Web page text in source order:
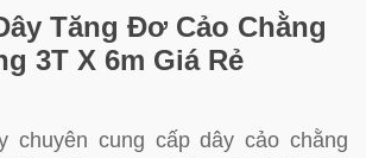
Tăng Đơ Cảo Chằng
3T X 6m Giá Rẻ
chuyên cung cấp dây cảo chằng